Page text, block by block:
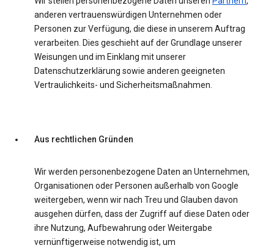
anderen vertrauenswürdigen Unternehmen oder
Personen zur Verfügung, die diese in unserem Auftrag
verarbeiten. Dies geschieht auf der Grundlage unserer
Weisungen und im Einklang mit unserer
Datenschutzerklärung sowie anderen geeigneten
Vertraulichkeits- und Sicherheitsmaßnahmen.
Aus rechtlichen Gründen
Wir werden personenbezogene Daten an Unternehmen,
Organisationen oder Personen außerhalb von Google
weitergeben, wenn wir nach Treu und Glauben davon
ausgehen dürfen, dass der Zugriff auf diese Daten oder
ihre Nutzung, Aufbewahrung oder Weitergabe
vernünftigerweise notwendig ist, um